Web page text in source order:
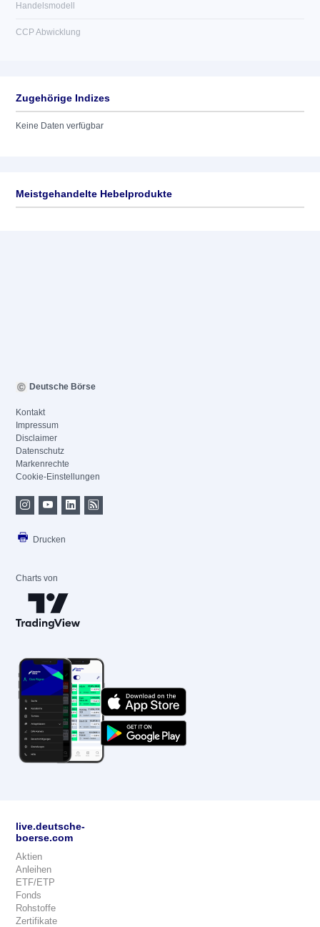
Handelsmodell
CCP Abwicklung
Zugehörige Indizes
Keine Daten verfügbar
Meistgehandelte Hebelprodukte
Deutsche Börse
Kontakt
Impressum
Disclaimer
Datenschutz
Markenrechte
Cookie-Einstellungen
Drucken
Charts von
live.deutsche-
boerse.com
Aktien
Anleihen
ETF/ETP
Fonds
Rohstoffe
Zertifikate